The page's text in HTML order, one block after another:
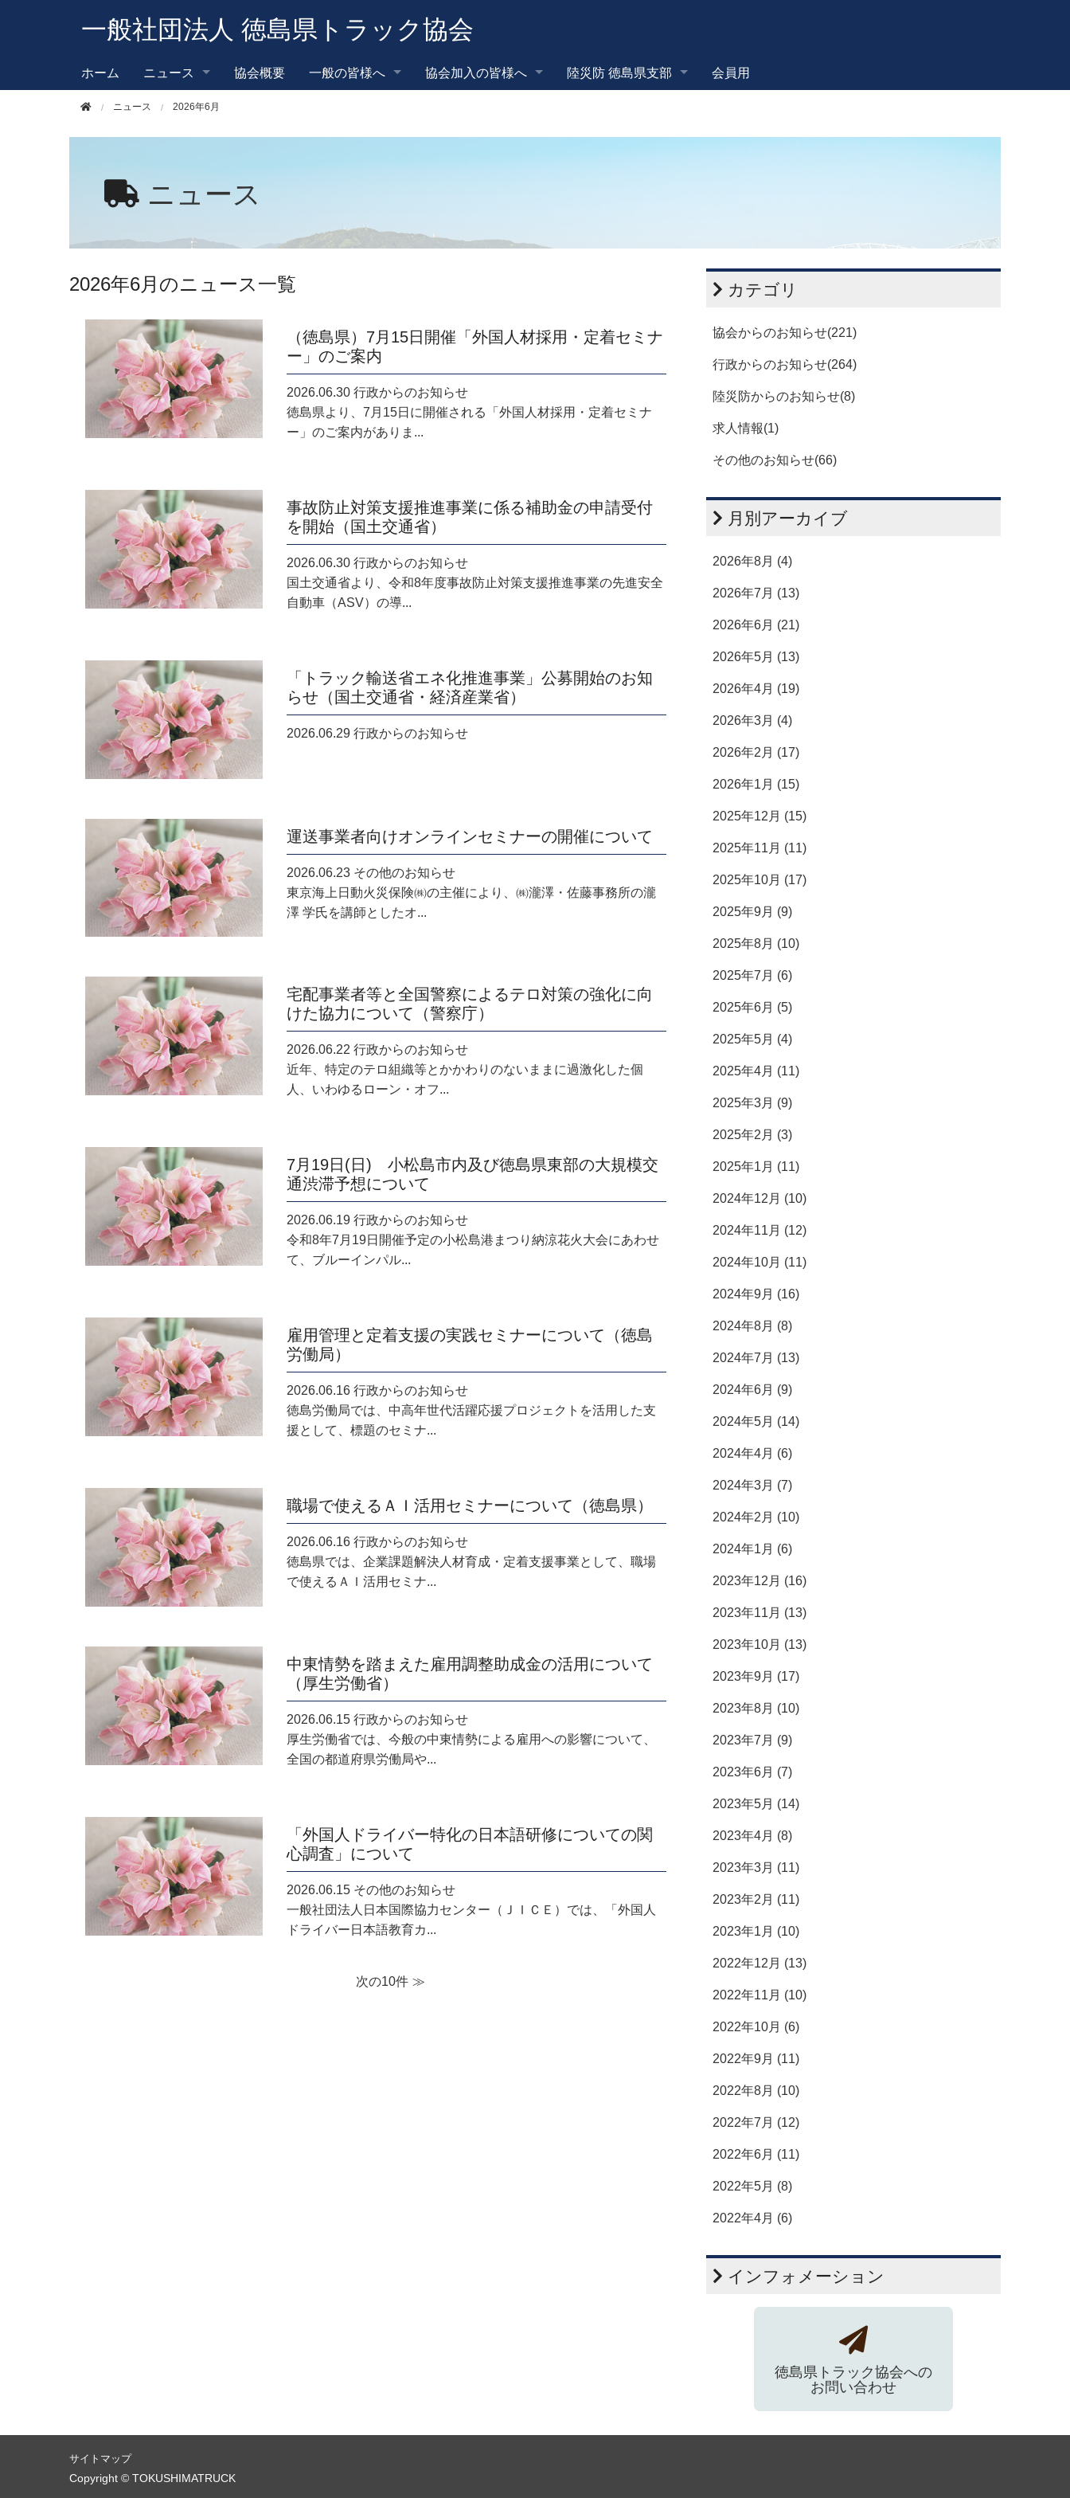
一般社団法人 徳島県トラック協会
ホーム ニュース 協会概要 一般の皆様へ 協会加入の皆様へ 陸災防 徳島県支部 会員用
ニュース 2026年6月
ニュース
2026年6月のニュース一覧
（徳島県）7月15日開催「外国人材採用・定着セミナ
ー」のご案内
2026.06.30 行政からのお知らせ
徳島県より、7月15日に開催される「外国人材採用・定着セミナ
ー」のご案内がありま...
事故防止対策支援推進事業に係る補助金の申請受付
を開始（国土交通省）
2026.06.30 行政からのお知らせ
国土交通省より、令和8年度事故防止対策支援推進事業の先進安全
自動車（ASV）の導...
「トラック輸送省エネ化推進事業」公募開始のお知
らせ（国土交通省・経済産業省）
2026.06.29 行政からのお知らせ
運送事業者向けオンラインセミナーの開催について
2026.06.23 その他のお知らせ
東京海上日動火災保険㈱の主催により、㈱瀧澤・佐藤事務所の瀧
澤 学氏を講師としたオ...
宅配事業者等と全国警察によるテロ対策の強化に向
けた協力について（警察庁）
2026.06.22 行政からのお知らせ
近年、特定のテロ組織等とかかわりのないままに過激化した個
人、いわゆるローン・オフ...
7月19日(日) 小松島市内及び徳島県東部の大規模交
通渋滞予想について
2026.06.19 行政からのお知らせ
令和8年7月19日開催予定の小松島港まつり納涼花火大会にあわせ
て、ブルーインパル...
雇用管理と定着支援の実践セミナーについて（徳島
労働局）
2026.06.16 行政からのお知らせ
徳島労働局では、中高年世代活躍応援プロジェクトを活用した支
援として、標題のセミナ...
職場で使えるＡＩ活用セミナーについて（徳島県）
2026.06.16 行政からのお知らせ
徳島県では、企業課題解決人材育成・定着支援事業として、職場
で使えるＡＩ活用セミナ...
中東情勢を踏まえた雇用調整助成金の活用について
（厚生労働省）
2026.06.15 行政からのお知らせ
厚生労働省では、今般の中東情勢による雇用への影響について、
全国の都道府県労働局や...
「外国人ドライバー特化の日本語研修についての関
心調査」について
2026.06.15 その他のお知らせ
一般社団法人日本国際協力センター（ＪＩＣＥ）では、「外国人
ドライバー日本語教育カ...
次の10件
カテゴリ
協会からのお知らせ(221)
行政からのお知らせ(264)
陸災防からのお知らせ(8)
求人情報(1)
その他のお知らせ(66)
月別アーカイブ
2026年8月 (4)
2026年7月 (13)
2026年6月 (21)
2026年5月 (13)
2026年4月 (19)
2026年3月 (4)
2026年2月 (17)
2026年1月 (15)
2025年12月 (15)
2025年11月 (11)
2025年10月 (17)
2025年9月 (9)
2025年8月 (10)
2025年7月 (6)
2025年6月 (5)
2025年5月 (4)
2025年4月 (11)
2025年3月 (9)
2025年2月 (3)
2025年1月 (11)
2024年12月 (10)
2024年11月 (12)
2024年10月 (11)
2024年9月 (16)
2024年8月 (8)
2024年7月 (13)
2024年6月 (9)
2024年5月 (14)
2024年4月 (6)
2024年3月 (7)
2024年2月 (10)
2024年1月 (6)
2023年12月 (16)
2023年11月 (13)
2023年10月 (13)
2023年9月 (17)
2023年8月 (10)
2023年7月 (9)
2023年6月 (7)
2023年5月 (14)
2023年4月 (8)
2023年3月 (11)
2023年2月 (11)
2023年1月 (10)
2022年12月 (13)
2022年11月 (10)
2022年10月 (6)
2022年9月 (11)
2022年8月 (10)
2022年7月 (12)
2022年6月 (11)
2022年5月 (8)
2022年4月 (6)
インフォメーション
徳島県トラック協会への
お問い合わせ
サイトマップ
Copyright © TOKUSHIMATRUCK